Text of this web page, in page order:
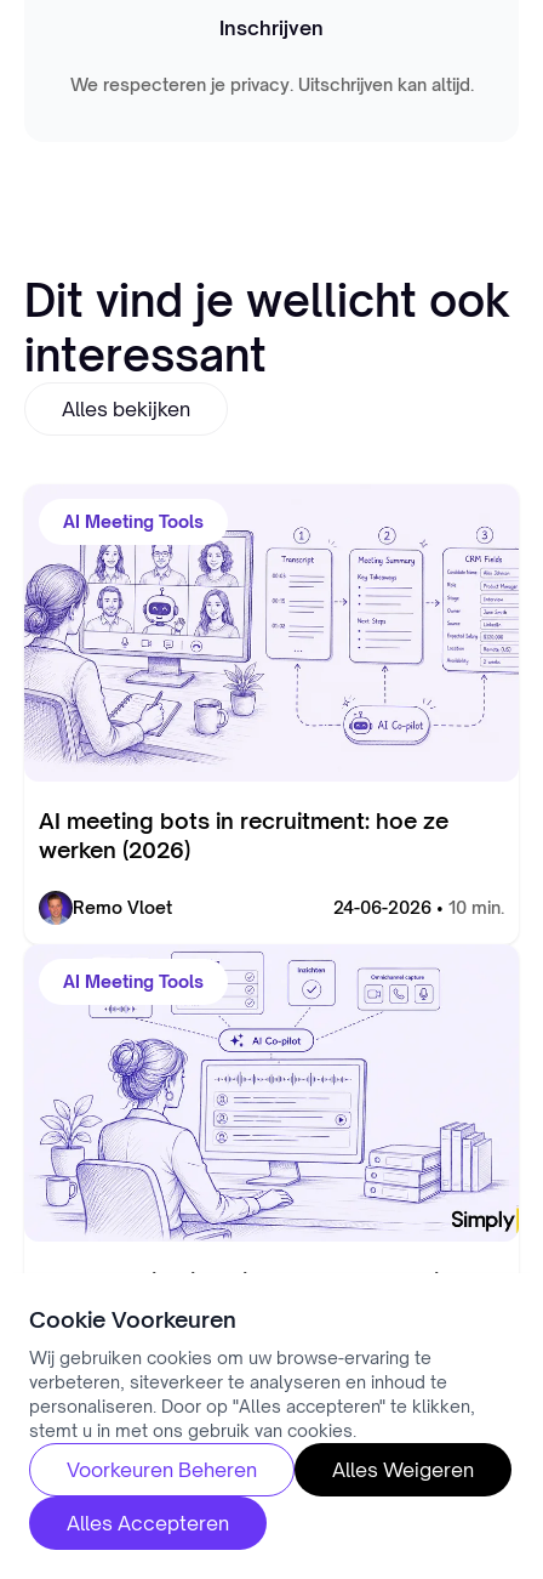
Inschrijven
We respecteren je privacy. Uitschrijven kan altijd.
Dit vind je wellicht ook
interessant
Alles bekijken
AI Meeting Tools
AI meeting bots in recruitment: hoe ze
werken (2026)
Remo Vloet 24-06-2026 • 10 min.
AI Meeting Tools
Conversation intelligence voor recruitment
(2026)
Remo Vloet 18-06-2026 •
AI Meeting Tools
Cookie Voorkeuren
Wij gebruiken cookies om uw browse-ervaring te
verbeteren, siteverkeer te analyseren en inhoud te
personaliseren. Door op "Alles accepteren" te klikken,
stemt u in met ons gebruik van cookies.
Voorkeuren Beheren Alles Weigeren
Alles Accepteren